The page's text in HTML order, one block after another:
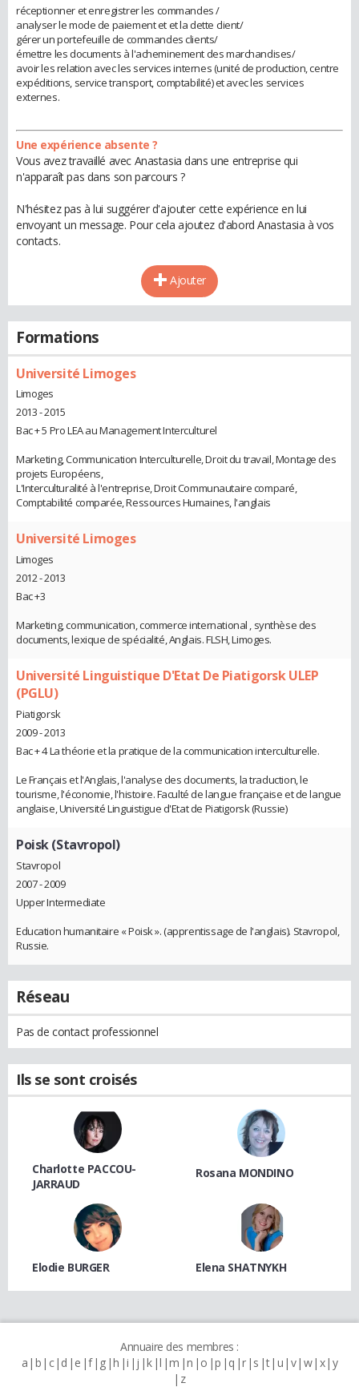
réceptionner et enregistrer les commandes /
analyser le mode de paiement et et la dette client/
gérer un portefeuille de commandes clients/
émettre les documents à l'acheminement des marchandises/
avoir les relation avec les services internes (unité de production, centre
expéditions, service transport, comptabilité) et avec les services
externes.
Une expérience absente ?
Vous avez travaillé avec Anastasia dans une entreprise qui
n'apparaît pas dans son parcours ?
N'hésitez pas à lui suggérer d'ajouter cette expérience en lui
envoyant un message. Pour cela ajoutez d'abord Anastasia à vos
contacts.
Ajouter
Formations
Université Limoges
Limoges
2013 - 2015
Bac + 5 Pro LEA au Management Interculturel
Marketing, Communication Interculturelle, Droit du travail, Montage des
projets Européens,
L'Interculturalité à l'entreprise, Droit Communautaire comparé,
Comptabilité comparée, Ressources Humaines, l'anglais
Université Limoges
Limoges
2012 - 2013
Bac +3
Marketing, communication, commerce international , synthèse des
documents, lexique de spécialité, Anglais. FLSH, Limoges.
Université Linguistique D'Etat De Piatigorsk ULEP
(PGLU)
Piatigorsk
2009 - 2013
Bac + 4 La théorie et la pratique de la communication interculturelle.
Le Français et l'Anglais, l'analyse des documents, la traduction, le
tourisme, l'économie, l'histoire. Faculté de langue française et de langue
anglaise, Université Linguistigue d'Etat de Piatigorsk (Russie)
Poisk (Stavropol)
Stavropol
2007 - 2009
Upper Intermediate
Education humanitaire « Poisk ». (apprentissage de l'anglais). Stavropol,
Russie.
Réseau
Pas de contact professionnel
Ils se sont croisés
Charlotte PACCOU-
JARRAUD
Rosana MONDINO
Elodie BURGER Elena SHATNYKH
Annuaire des membres :
a b c d e f g h i j k l m n o p q r s t u v w x y
z